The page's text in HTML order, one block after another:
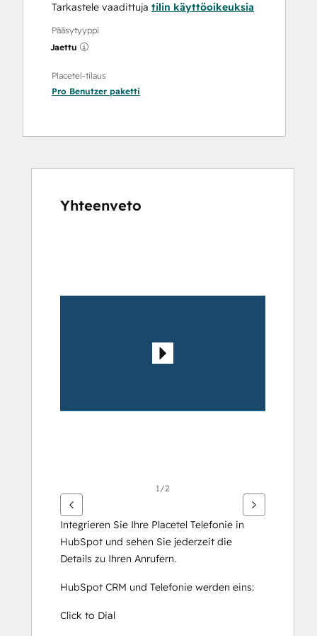
Tarkastele vaadittuja tilin käyttöoikeuksia
Pääsytyyppi
Jaettu
Placetel-tilaus
Pro Benutzer paketti
Yhteenveto
1/2
Integrieren Sie Ihre Placetel Telefonie in
HubSpot und sehen Sie jederzeit die
Details zu Ihren Anrufern.
HubSpot CRM und Telefonie werden eins:
Click to Dial